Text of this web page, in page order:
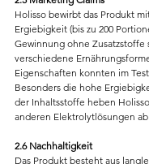
Holisso bewirbt das Produkt
Ergiebigkeit (bis zu 200
Gewinnung ohne Zusatzstoffe
verschiedene
Eigenschaften konnten im
Besonders die hohe
der Inhaltsstoffe heben
anderen Elektrolytlösungen ab.
2.6 Nachhaltigkeit
Das Produkt besteht aus